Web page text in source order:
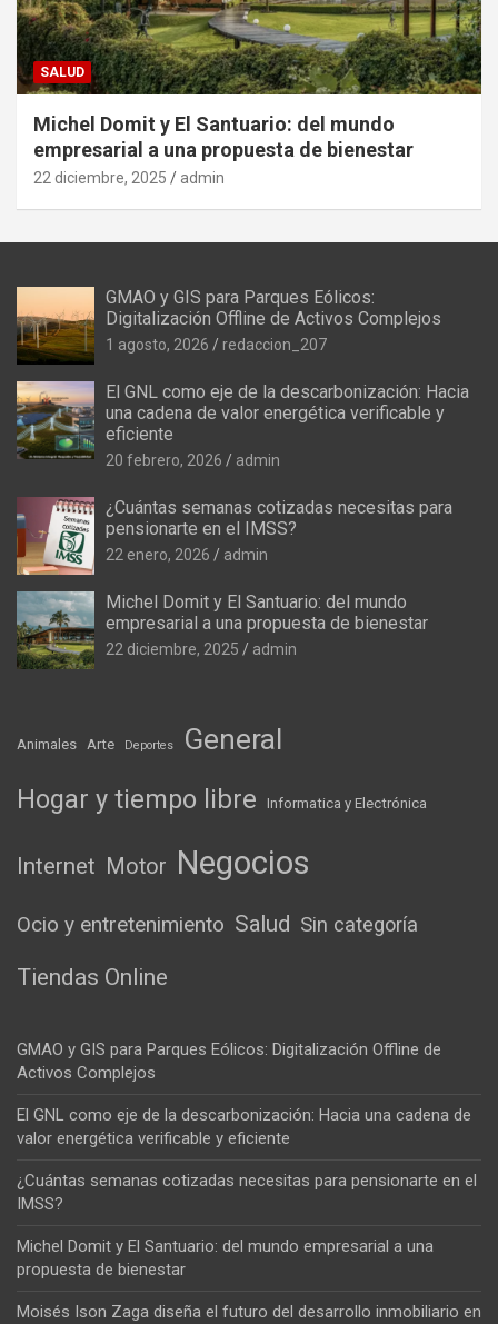
SALUD
Michel Domit y El Santuario: del mundo
empresarial a una propuesta de bienestar
22 diciembre, 2025 admin
GMAO y GIS para Parques Eólicos:
Digitalización Offline de Activos Complejos
1 agosto, 2026 redaccion_207
El GNL como eje de la descarbonización: Hacia
una cadena de valor energética verificable y
eficiente
20 febrero, 2026 admin
¿Cuántas semanas cotizadas necesitas para
pensionarte en el IMSS?
22 enero, 2026 admin
Michel Domit y El Santuario: del mundo
empresarial a una propuesta de bienestar
22 diciembre, 2025 admin
Animales Arte Deportes General
Hogar y tiempo libre Informatica y Electrónica
Internet Motor Negocios
Ocio y entretenimiento Salud Sin categoría
Tiendas Online
GMAO y GIS para Parques Eólicos: Digitalización Offline de
Activos Complejos
El GNL como eje de la descarbonización: Hacia una cadena de
valor energética verificable y eficiente
¿Cuántas semanas cotizadas necesitas para pensionarte en el
IMSS?
Michel Domit y El Santuario: del mundo empresarial a una
propuesta de bienestar
Moisés Ison Zaga diseña el futuro del desarrollo inmobiliario en